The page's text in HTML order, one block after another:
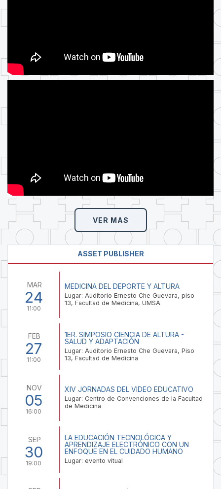
VER MAS
ASSET PUBLISHER
MAR
24
11:00
MEDICINA DEL DEPORTE Y ALTURA
Lugar: Auditorio Ernesto Che Guevara, piso
13, Facultad de Medicina, UMSA
FEB
27
11:00
1ER. SIMPOSIO CIENCIA DE ALTURA -
SALUD Y ADAPTACIÓN
Lugar: Auditorio Ernesto Che Guevara, Piso
13, Facultad de Medicina
NOV
05
16:00
XIV JORNADAS DEL VIDEO EDUCATIVO
Lugar: Centro de Convenciones de la Facultad
de Medicina
SEP
30
19:00
LA EDUCACIÓN TECNOLÓGICA Y
APRENDIZAJE ELECTRÓNICO CON UN
ENFOQUE EN EL CUIDADO HUMANO
Lugar: evento vitual